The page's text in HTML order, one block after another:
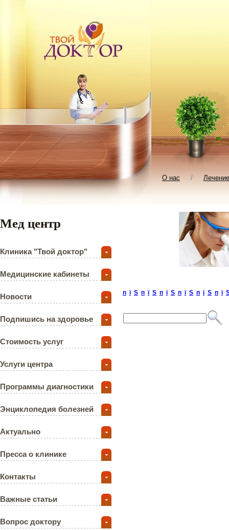
О нас / Лечение
п ї Ѕ п ї Ѕ п ї Ѕ п ї Ѕ п ї Ѕ п ї
Мед центр
Клиника "Твой доктор"
Медицинские кабинеты
Новости
Подпишись на здоровье
Стоимость услуг
Услуги центра
Программы диагностики
Энциклопедия болезней
Актуально
Пресса о клинике
Контакты
Важные статьи
Вопрос доктору